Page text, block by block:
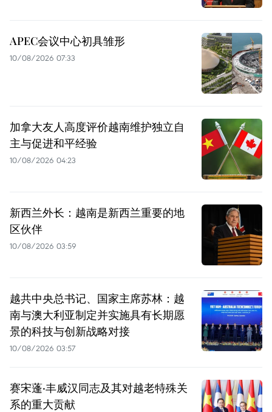
APEC会议中心初具雏形
10/08/2026 07:33
加拿大友人高度评价越南维护独立自
主与促进和平经验
10/08/2026 04:23
新西兰外长：越南是新西兰重要的地
区伙伴
10/08/2026 03:59
越共中央总书记、国家主席苏林：越
南与澳大利亚制定并实施具有长期愿
景的科技与创新战略对接
10/08/2026 03:57
赛宋蓬·丰威汉同志及其对越老特殊关
系的重大贡献